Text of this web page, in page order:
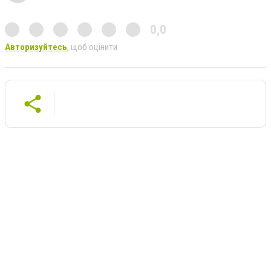
0,0
Авторизуйтесь, щоб оцінити